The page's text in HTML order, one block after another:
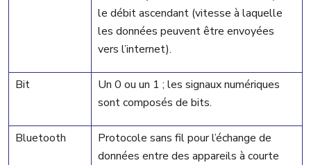
le débit ascendant (vitesse à laquelle
les données peuvent être envoyées
vers l’internet).
Bit
Un 0 ou un 1 ; les signaux numériques
sont composés de bits.
Bluetooth
Protocole sans fil pour l’échange de
données entre des appareils à courte